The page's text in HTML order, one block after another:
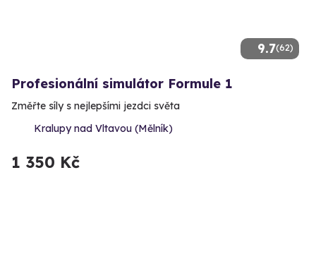
9.7(62)
Profesionální simulátor Formule 1
Změřte síly s nejlepšími jezdci světa
Kralupy nad Vltavou (Mělník)
1 350 Kč